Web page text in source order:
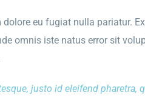
eu fugiat nulla pariatur.
omnis iste natus error sit
justo id eleifend pharetra,